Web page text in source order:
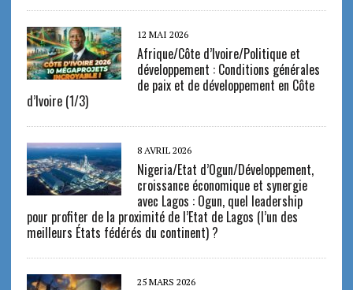
12 MAI 2026
Afrique/Côte d’Ivoire/Politique et
développement : Conditions générales
de paix et de développement en Côte
d’Ivoire (1/3)
8 AVRIL 2026
Nigeria/Etat d’Ogun/Développement,
croissance économique et synergie
avec Lagos : Ogun, quel leadership
pour profiter de la proximité de l’Etat de Lagos (l’un des
meilleurs États fédérés du continent) ?
25 MARS 2026